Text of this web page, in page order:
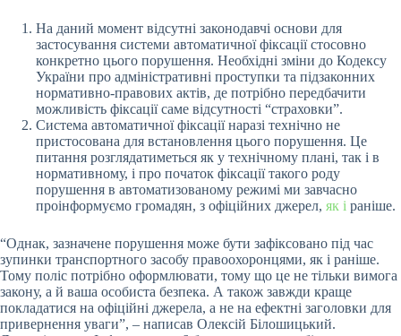
На даний момент відсутні законодавчі основи для
застосування системи автоматичної фіксації стосовно
конкретно цього порушення. Необхідні зміни до Кодексу
України про адміністративні проступки та підзаконних
нормативно-правових актів, де потрібно передбачити
можливість фіксації саме відсутності “страховки”.
Система автоматичної фіксації наразі технічно не
пристосована для встановлення цього порушення. Це
питання розглядатиметься як у технічному плані, так і в
нормативному, і про початок фіксації такого роду
порушення в автоматизованому режимі ми завчасно
проінформуємо громадян, з офіційних джерел, як і раніше.
“Однак, зазначене порушення може бути зафіксовано під час
зупинки транспортного засобу правоохоронцями, як і раніше.
Тому поліс потрібно оформлювати, тому що це не тільки вимога
закону, а й ваша особиста безпека. А також завжди краще
покладатися на офіційні джерела, а не на ефектні заголовки для
привернення уваги”, – написав Олексій Білошицький.